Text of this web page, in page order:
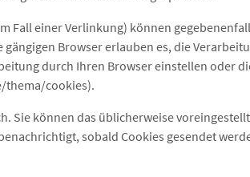
Fall einer Verlinkung) können
Browser erlauben es, die
durch Ihren Browser einstellen oder
thema/cookies).
Sie können das üblicherweise
sobald Cookies gesendet